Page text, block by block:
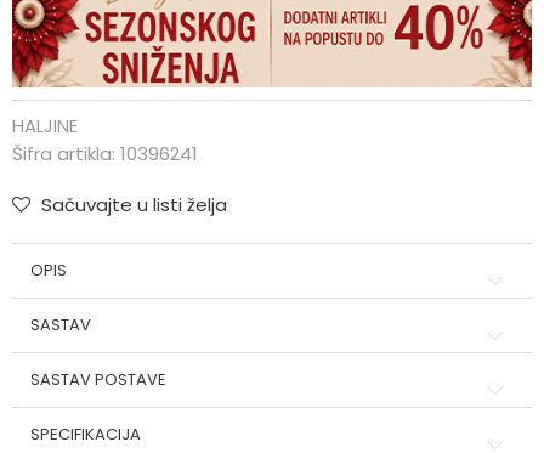
HALJINE
Šifra artikla: 10396241
Sačuvajte u listi želja
OPIS
SASTAV
SASTAV POSTAVE
SPECIFIKACIJA